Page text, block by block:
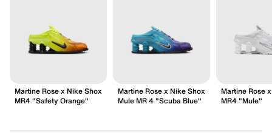
Martine Rose x Nike Shox
MR4 "Safety Orange"
Martine Rose x Nike Shox
Mule MR 4 "Scuba Blue"
Martine Rose
MR4 "Mule"